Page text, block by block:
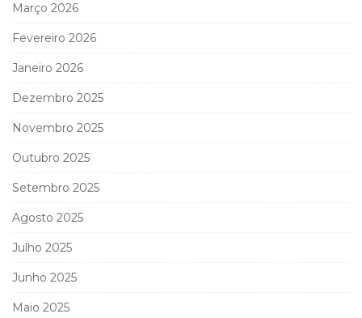
Março 2026
Fevereiro 2026
Janeiro 2026
Dezembro 2025
Novembro 2025
Outubro 2025
Setembro 2025
Agosto 2025
Julho 2025
Junho 2025
Maio 2025